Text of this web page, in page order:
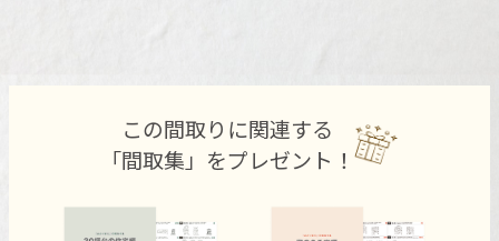
この間取りに関連する
「間取集」をプレゼント！